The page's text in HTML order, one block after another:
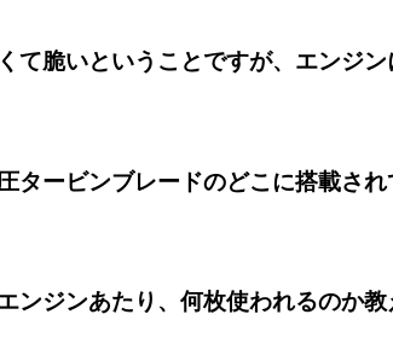
て脆いということですが、エンジ
タービンブレードのどこに搭載され
ンジンあたり、何枚使われるのか教